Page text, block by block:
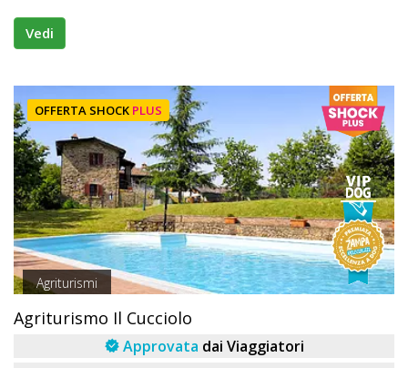
Vedi
OFFERTA SHOCK PLUS
Agriturismi
Agriturismo Il Cucciolo
Approvata dai Viaggiatori